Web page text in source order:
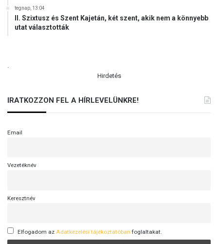
tegnap, 13:04
II. Szixtusz és Szent Kajetán, két szent, akik nem a könnyebb
utat választották
.
Hirdetés
IRATKOZZON FEL A HÍRLEVELÜNKRE!
Email
Vezetéknév
Keresztnév
Elfogadom az Adatkezelési tájékoztatóban foglaltakat.